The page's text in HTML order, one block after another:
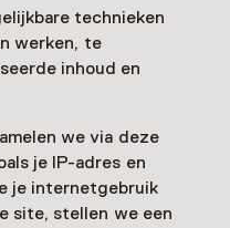
technieken
werken, te
inhoud en
we via deze
je IP-adres en
je internetgebruik
site, stellen we een
Je kunt hier niet
opZien & doen
2026